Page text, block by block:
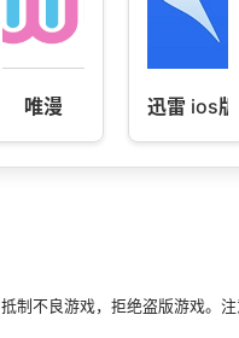
唯漫 迅雷 ios版
抵制不良游戏，拒绝盗版游戏。